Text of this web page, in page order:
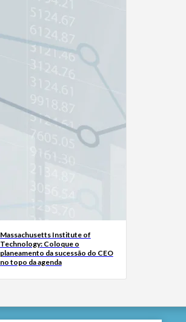
Massachusetts Institute of
Technology: Coloque o
planeamento da sucessão do CEO
no topo da agenda